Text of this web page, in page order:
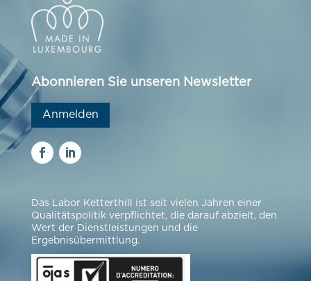
Abonnieren Sie unseren Newsletter
Anmelden
Das Labor Ketterthill ist seit vielen Jahren einer
Qualitätspolitik verpflichtet, die darauf abzielt, den
Wert der Dienstleistungen und die
Ergebnisübermittlung.